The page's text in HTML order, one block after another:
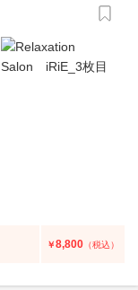
￥8,800 （税込）